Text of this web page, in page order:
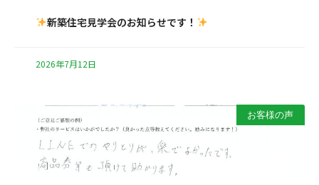
新築住宅見学会のお知らせです！
2026年7月12日
お客様の声